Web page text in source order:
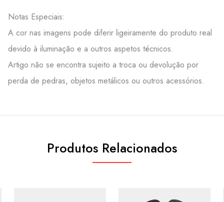
Notas Especiais:
A cor nas imagens pode diferir ligeiramente do produto real
devido à iluminação e a outros aspetos técnicos.
Artigo não se encontra sujeito a troca ou devolução por
perda de pedras, objetos metálicos ou outros acessórios.
Produtos Relacionados